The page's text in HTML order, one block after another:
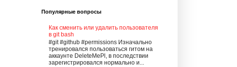
Популярные вопросы
Как сменить или удалить пользователя
в git bash
#git #github #permissions Изначально
тренировался пользоваться гитом на
аккаунте DeleteMePl, в последствии
зарегистрировался нормально и...